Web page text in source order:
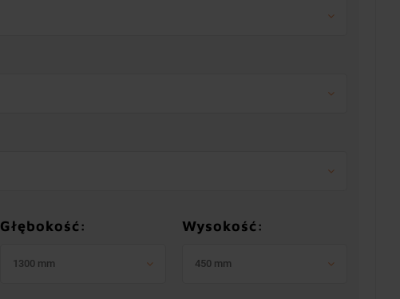
Głębokość:
1300 mm
Wysokość:
450 mm